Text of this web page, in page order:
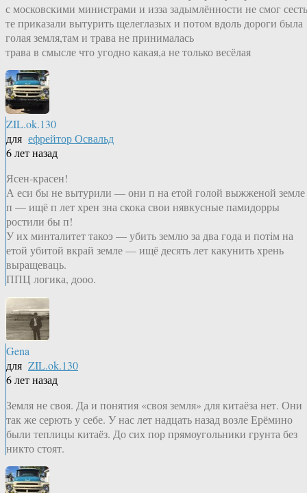
с московскими министрами и изза задымлённости не смог
те приказали вытурить щелеглазых и потом вдоль дороги была
голая земля,там и трава не принималась
трава в смысле что угодно какая,а не только весёлая
ZIL.ok.130
для ефрейтор Освальд
6 лет назад
Ясен-красен!
А еси бы не вытурили — они п на етой голой выжженой земле
п — ищё п лет хрен зна скока свои нявкусные памидорры
ростили бы п!
У их минталитет такоэ — убить землю за два года и потiм на
етой убитой вкрай земле — ищё десять лет какунить хрень
выращеваць.
ППЦ логика, дооо.
Gena
для ZIL.ok.130
6 лет назад
Земля не своя. Да и понятия «своя земля» для китаёза нет. Они
так же серють у себе. У нас лет надцать назад возле Ерёмино
были теплицы китаёз. До сих пор прямоугольники грунта без
никто стоят.